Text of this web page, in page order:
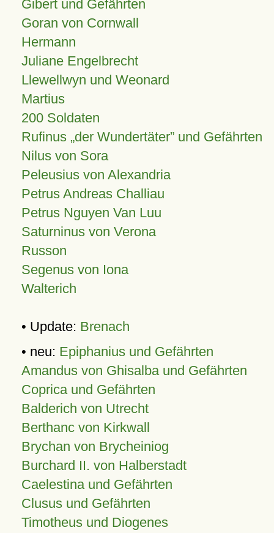
Gibert und Gefährten
Goran von Cornwall
Hermann
Juliane Engelbrecht
Llewellwyn und Weonard
Martius
200 Soldaten
Rufinus „der Wundertäter” und Gefährten
Nilus von Sora
Peleusius von Alexandria
Petrus Andreas Challiau
Petrus Nguyen Van Luu
Saturninus von Verona
Russon
Segenus von Iona
Walterich
• Update: Brenach
• neu: Epiphanius und Gefährten
Amandus von Ghisalba und Gefährten
Coprica und Gefährten
Balderich von Utrecht
Berthanc von Kirkwall
Brychan von Brycheiniog
Burchard II. von Halberstadt
Caelestina und Gefährten
Clusus und Gefährten
Timotheus und Diogenes